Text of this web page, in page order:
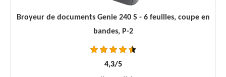
Broyeur de documents Genie 240 S - 6 feuilles, coupe en
bandes, P-2
4,3/5